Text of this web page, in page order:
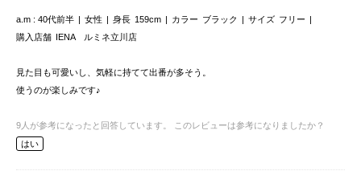
a.m 40代前半 女性 身長 159cm カラー ブラック サイズ フリー
購入店舗 IENA ルミネ立川店
見た目も可愛いし、気軽に持てて出番が多そう。
使うのが楽しみです♪
9 人が参考になったと回答しています。
このレビューは参考になりましたか？
はい